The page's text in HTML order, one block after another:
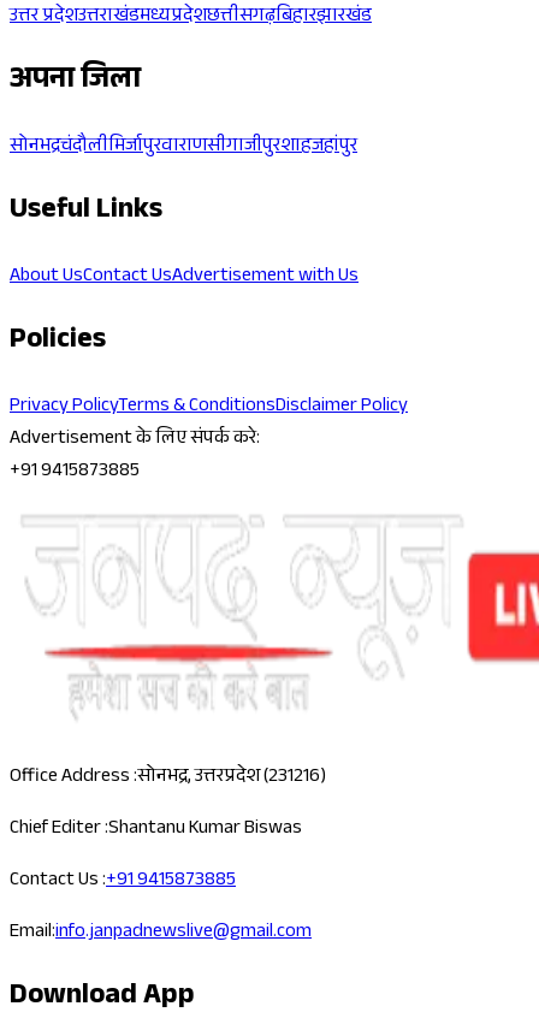
उत्तर प्रदेशउत्तराखंडमध्यप्रदेशछत्तीसगढ़बिहारझारखंड
अपना जिला
सोनभद्रचंदौलीमिर्जापुरवाराणसीगाजीपुरशाहजहांपुर
Useful Links
About UsContact UsAdvertisement with Us
Policies
Privacy PolicyTerms & ConditionsDisclaimer Policy
Advertisement के लिए संपर्क करे:
+91 9415873885
Office Address :सोनभद्र, उत्तरप्रदेश (231216)
Chief Editer :Shantanu Kumar Biswas
Contact Us :+91 9415873885
Email:info.janpadnewslive@gmail.com
Download App